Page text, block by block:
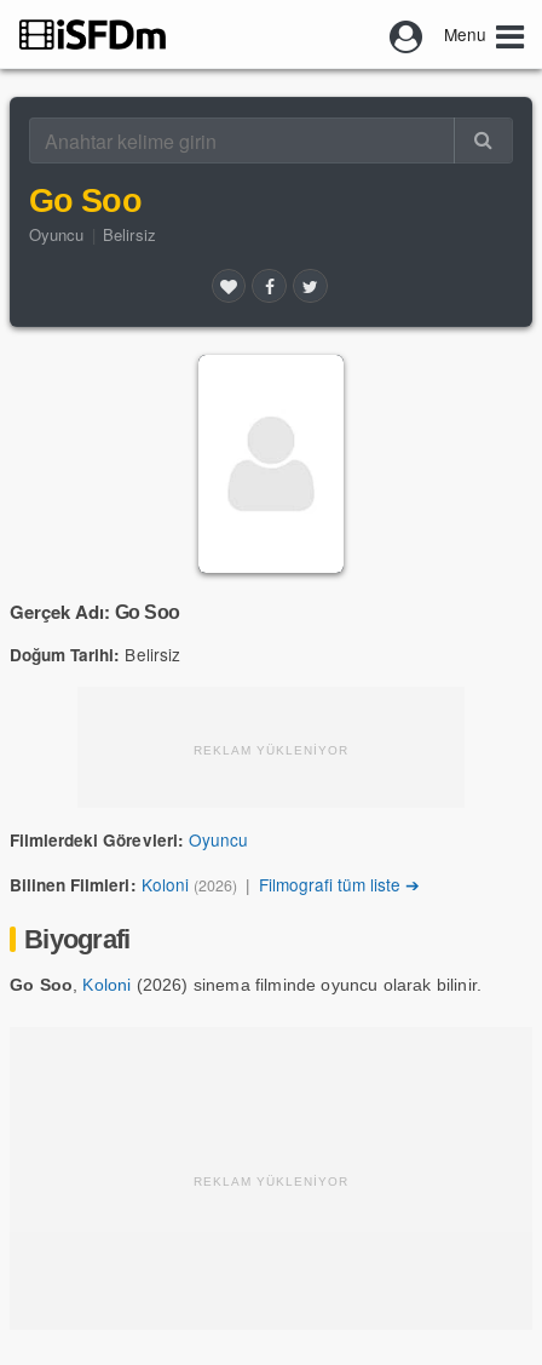
Menu
Go Soo
Oyuncu Belirsiz
Gerçek Adı: Go Soo
Doğum Tarihi: Belirsiz
REKLAM YÜKLENİYOR
Filmlerdeki Görevleri: Oyuncu
Bilinen Filmleri: Koloni (2026) | Filmografi tüm liste ➔
Biyografi
Go Soo Koloni (2026) sinema filminde oyuncu olarak bilinir.
REKLAM YÜKLENİYOR